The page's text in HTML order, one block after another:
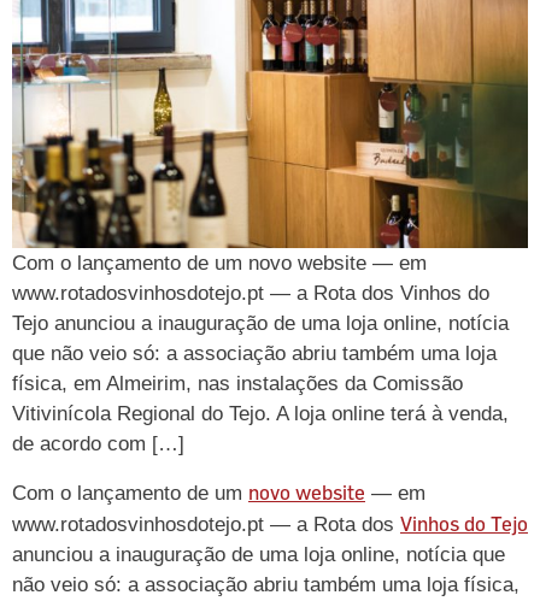
Com o lançamento de um novo website — em
www.rotadosvinhosdotejo.pt — a Rota dos Vinhos do
Tejo anunciou a inauguração de uma loja online, notícia
que não veio só: a associação abriu também uma loja
física, em Almeirim, nas instalações da Comissão
Vitivinícola Regional do Tejo. A loja online terá à venda,
de acordo com […]
Com o lançamento de um novo website — em
www.rotadosvinhosdotejo.pt — a Rota dos Vinhos do Tejo
anunciou a inauguração de uma loja online, notícia que
não veio só: a associação abriu também uma loja física,